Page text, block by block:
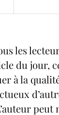
les
du jour,
à la
peut